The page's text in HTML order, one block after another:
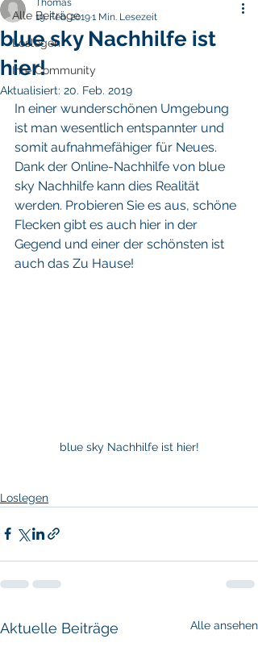
Alle Beiträge
Loslegen
Ihre Community
blue sky Nachhilfe ist
hier!
Thomas
19. Feb. 20191 Min. Lesezeit
Aktualisiert: 20. Feb. 2019
In einer wunderschönen Umgebung
ist man wesentlich entspannter und
somit aufnahmefähiger für Neues.
Dank der Online-Nachhilfe von blue
sky Nachhilfe kann dies Realität
werden. Probieren Sie es aus, schöne
Flecken gibt es auch hier in der
Gegend und einer der schönsten ist
auch das Zu Hause!
blue sky Nachhilfe ist hier!
Loslegen
Aktuelle Beiträge Alle ansehen